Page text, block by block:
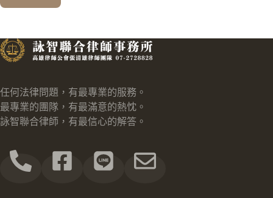
任何法律問題，有最專業的服務。
最專業的團隊，有最滿意的熱忱。
詠智聯合律師，有最信心的解答。